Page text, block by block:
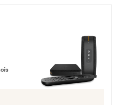
puis 51,99 € par mois, Engagement 12 mois